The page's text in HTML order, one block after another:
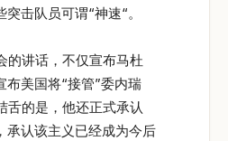
击队员可谓“神速“。
的讲话，不仅宣布马杜
布美国将“接管”委内瑞
舌的是，他还正式承认
承认该主义已经成为今后